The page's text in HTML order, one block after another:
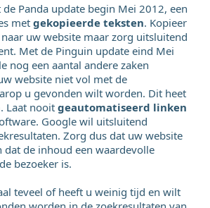
Panda update begin Mei 2012, een
met gekopieerde teksten. Kopieer
uw website maar zorg uitsluitend
Met de Pinguin update eind Mei
nog een aantal andere zaken
website niet vol met de
u gevonden wilt worden. Dit heet
. Laat nooit geautomatiseerd linken
Google wil uitsluitend
Zorg dus dat uw website
dat de inhoud een waardevolle
bezoeker is.
teveel of heeft u weinig tijd en wilt